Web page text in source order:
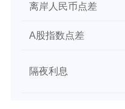
离岸人民币点差
A股指数点差
隔夜利息